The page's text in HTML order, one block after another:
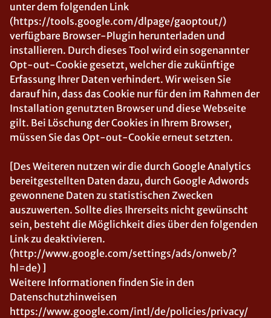
unter dem folgenden Link
(https://tools.google.com/dlpage/gaoptout/)
verfügbare Browser-Plugin herunterladen und
installieren. Durch dieses Tool wird ein sogenannter
Opt-out-Cookie gesetzt, welcher die zukünftige
Erfassung Ihrer Daten verhindert. Wir weisen Sie
darauf hin, dass das Cookie nur für den im Rahmen der
Installation genutzten Browser und diese Webseite
gilt. Bei Löschung der Cookies in Ihrem Browser,
müssen Sie das Opt-out-Cookie erneut setzten.
[Des Weiteren nutzen wir die durch Google Analytics
bereitgestellten Daten dazu, durch Google Adwords
gewonnene Daten zu statistischen Zwecken
auszuwerten. Sollte dies Ihrerseits nicht gewünscht
sein, besteht die Möglichkeit dies über den folgenden
Link zu deaktivieren.
(http://www.google.com/settings/ads/onweb/?
hl=de) ]
Weitere Informationen finden Sie in den
Datenschutzhinweisen
https://www.google.com/intl/de/policies/privacy/